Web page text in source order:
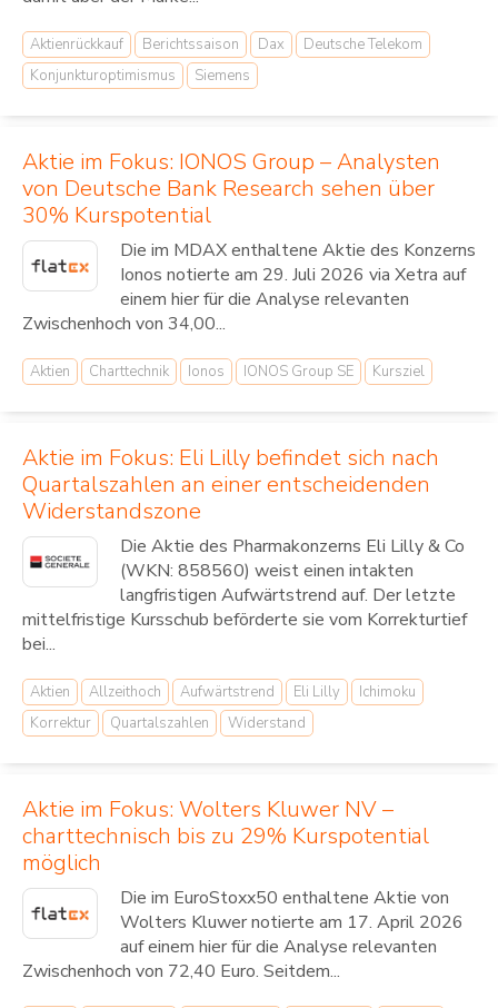
Aktienrückkauf Berichtssaison Dax
Deutsche Telekom
Konjunkturoptimismus
Siemens
Aktie im Fokus: IONOS Group – Analysten
von Deutsche Bank Research sehen über
30% Kurspotential
Die im MDAX enthaltene Aktie des Konzerns
Ionos notierte am 29. Juli 2026 via Xetra auf
einem hier für die Analyse relevanten
Zwischenhoch von 34,00...
Aktien Charttechnik Ionos IONOS Group SE Kursziel
Aktie im Fokus: Eli Lilly befindet sich nach
Quartalszahlen an einer entscheidenden
Widerstandszone
Die Aktie des Pharmakonzerns Eli Lilly & Co
(WKN: 858560) weist einen intakten
langfristigen Aufwärtstrend auf. Der letzte
mittelfristige Kursschub beförderte sie vom Korrekturtief
bei...
Aktien Allzeithoch Aufwärtstrend Eli Lilly
Ichimoku
Korrektur
Quartalszahlen Widerstand
Aktie im Fokus: Wolters Kluwer NV –
charttechnisch bis zu 29% Kurspotential
möglich
Die im EuroStoxx50 enthaltene Aktie von
Wolters Kluwer notierte am 17. April 2026
auf einem hier für die Analyse relevanten
Zwischenhoch von 72,40 Euro. Seitdem...